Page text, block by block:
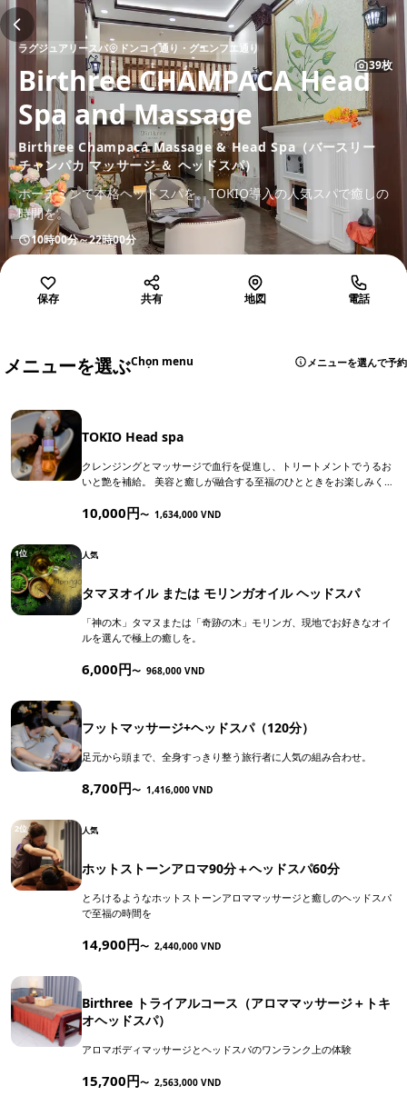
39枚
ラグジュアリースパ ドンコイ通り・グエンフエ通り
Birthree CHAMPACA Head
Spa and Massage
Birthree Champaca Massage & Head Spa（バースリー
チャンパカ マッサージ ＆ ヘッドスパ）
ホーチミンで本格ヘッドスパを。TOKIO導入の人気スパで癒しの
時間を。
10時00分～22時00分
保存 共有 地図 電話
メニューを選ぶChọn menu メニューを選んで予約
TOKIO Head spa
クレンジングとマッサージで血行を促進し、トリートメントでうるお
いと艶を補給。 美容と癒しが融合する至福のひとときをお楽しみくだ
10,000円〜 1,634,000 VND
1位 人気
タマヌオイル または モリンガオイル ヘッドスパ
「神の木」タマヌまたは「奇跡の木」モリンガ、現地でお好きなオイ
ルを選んで極上の癒しを。
6,000円〜 968,000 VND
フットマッサージ+ヘッドスパ（120分）
足元から頭まで、全身すっきり整う旅行者に人気の組み合わせ。
8,700円〜 1,416,000 VND
2位 人気
ホットストーンアロマ90分＋ヘッドスパ60分
とろけるようなホットストーンアロママッサージと癒しのヘッドスパ
で至福の時間を
14,900円〜 2,440,000 VND
Birthree トライアルコース（アロママッサージ＋トキ
オヘッドスパ）
アロマボディマッサージとヘッドスパのワンランク上の体験
15,700円〜 2,563,000 VND